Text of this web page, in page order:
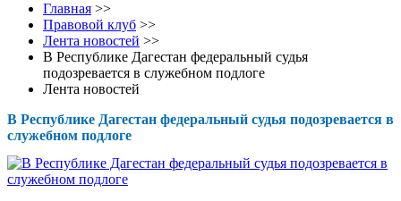
Главная >>
Правовой клуб >>
Лента новостей >>
В Республике Дагестан федеральный судья
подозревается в служебном подлоге
Лента новостей
В Республике Дагестан федеральный судья подозревается в
служебном подлоге